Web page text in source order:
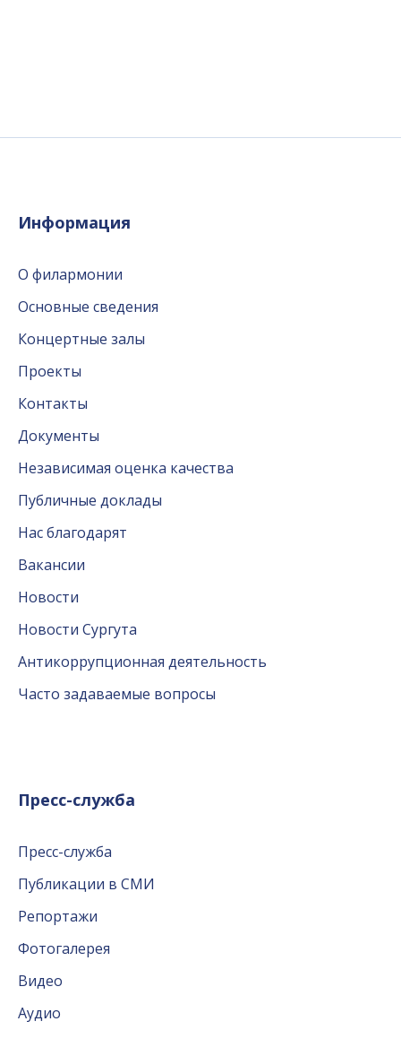
Информация
О филармонии
Основные сведения
Концертные залы
Проекты
Контакты
Документы
Независимая оценка качества
Публичные доклады
Нас благодарят
Вакансии
Новости
Новости Сургута
Антикоррупционная деятельность
Часто задаваемые вопросы
Пресс-служба
Пресс-служба
Публикации в СМИ
Репортажи
Фотогалерея
Видео
Аудио